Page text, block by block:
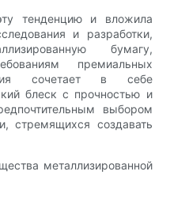
тенденцию и вложила
и разработки,
бумагу,
премиальных
сочетает в себе
блеск с прочностью и
выбором
стремящихся создавать
металлизированной